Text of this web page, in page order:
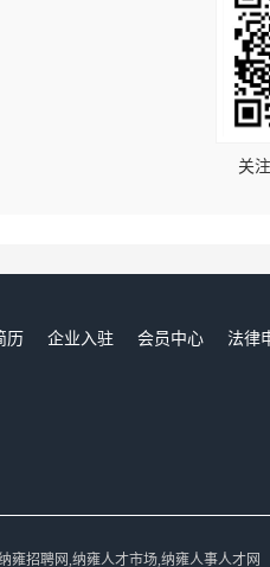
关
历 企业入驻 会员中心
法律
雍招聘网,纳雍人才市场,纳雍人事人才网